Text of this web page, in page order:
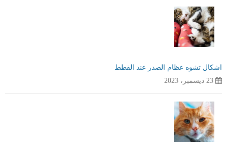
اشكال تشوه عظام الصدر عند القطط
23 ديسمبر، 2023